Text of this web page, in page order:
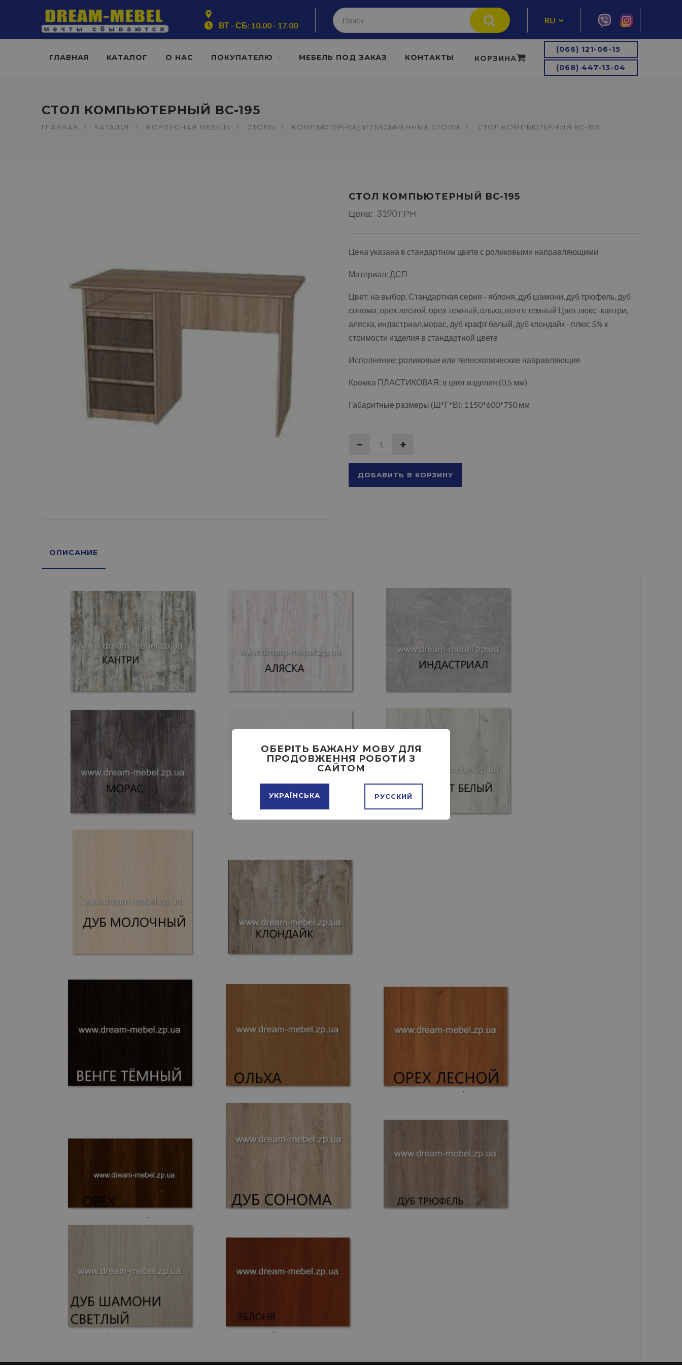
ВТ - СБ: 10.00 - 17.00
RU
ГЛАВНАЯ КАТАЛОГ О НАС ПОКУПАТЕЛЮ МЕБЕЛЬ ПОД ЗАКАЗ КОНТАКТЫ
(066) 121-06-15
(068) 447-13-04
КОРЗИНА
СТОЛ КОМПЬЮТЕРНЫЙ ВС-195
ГЛАВНАЯ КАТАЛОГ КОРПУСНАЯ МЕБЕЛЬ СТОЛЫ КОМПЬЮТЕРНЫЕ И ПИСЬМЕННЫЕ СТОЛЫ СТОЛ КОМПЬЮТЕРНЫЙ ВС-195
СТОЛ КОМПЬЮТЕРНЫЙ ВС-195
Цена: 3190 ГРН
Цена указана в стандартном цвете с роликовыми направляющими
Материал: ДСП
Цвет: на выбор. Стандартная серия - яблоня, дуб шамони, дуб трюфель, дуб
сонома, орех лесной, орех темный, ольха, венге темный Цвет люкс -кантри,
аляска, индастриал,морас, дуб крафт белый, дуб клондайк - плюс 5% к
стоимости изделия в стандартной цвете
Исполнение: роликовые или телескопические направляющие
Кромка ПЛАСТИКОВАЯ: в цвет изделия (0,5 мм)
Габаритные размеры (Ш*Г*В): 1150*600*750 мм
ДОБАВИТЬ В КОРЗИНУ
ОПИСАНИЕ
ОБЕРІТЬ БАЖАНУ МОВУ ДЛЯ
ПРОДОВЖЕННЯ РОБОТИ З
САЙТОМ
УКРАЇНСЬКА РУССКИЙ